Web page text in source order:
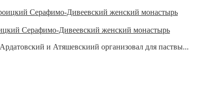
Серафимо-Дивеевский женский монастырь
и Атяшевскиий организовал для паствы...